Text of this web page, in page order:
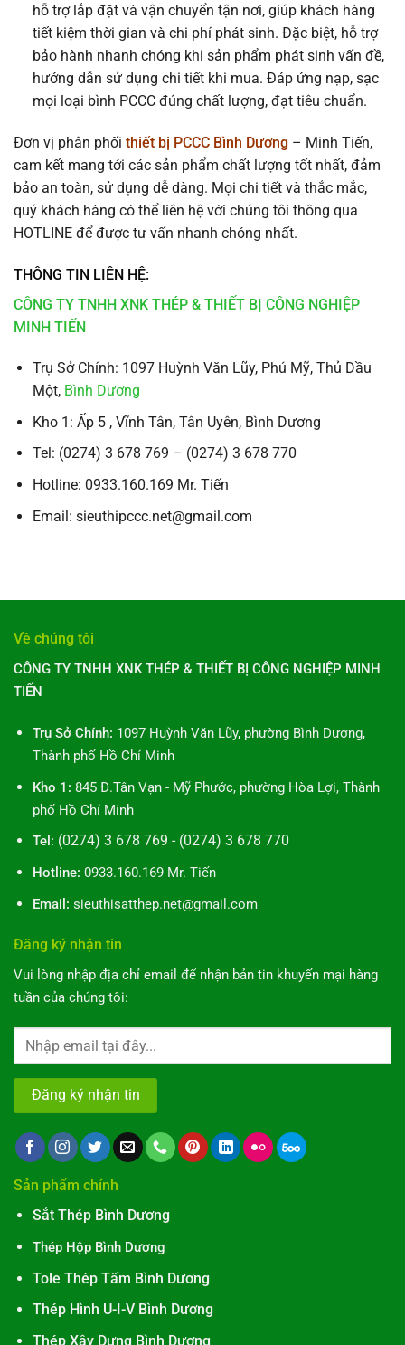
hỗ trợ lắp đặt và vận chuyển tận nơi, giúp khách hàng
tiết kiệm thời gian và chi phí phát sinh. Đặc biệt, hỗ trợ
bảo hành nhanh chóng khi sản phẩm phát sinh vấn đề,
hướng dẫn sử dụng chi tiết khi mua. Đáp ứng nạp, sạc
mọi loại bình PCCC đúng chất lượng, đạt tiêu chuẩn.
Đơn vị phân phối thiết bị PCCC Bình Dương – Minh Tiến,
cam kết mang tới các sản phẩm chất lượng tốt nhất, đảm
bảo an toàn, sử dụng dễ dàng. Mọi chi tiết và thắc mắc,
quý khách hàng có thể liên hệ với chúng tôi thông qua
HOTLINE để được tư vấn nhanh chóng nhất.
THÔNG TIN LIÊN HỆ:
CÔNG TY TNHH XNK THÉP & THIẾT BỊ CÔNG NGHIỆP
MINH TIẾN
Trụ Sở Chính: 1097 Huỳnh Văn Lũy, Phú Mỹ, Thủ Dầu
Một, Bình Dương
Kho 1: Ấp 5 , Vĩnh Tân, Tân Uyên, Bình Dương
Tel: (0274) 3 678 769 – (0274) 3 678 770
Hotline: 0933.160.169 Mr. Tiến
Email: sieuthipccc.net@gmail.com
Về chúng tôi
CÔNG TY TNHH XNK THÉP & THIẾT BỊ CÔNG NGHIỆP MINH
TIẾN
Trụ Sở Chính: 1097 Huỳnh Văn Lũy, phường Bình Dương,
Thành phố Hồ Chí Minh
Kho 1: 845 Đ.Tân Vạn - Mỹ Phước, phường Hòa Lợi, Thành
phố Hồ Chí Minh
Tel: (0274) 3 678 769 - (0274) 3 678 770
Hotline: 0933.160.169 Mr. Tiến
Email: sieuthisatthep.net@gmail.com
Đăng ký nhận tin
Vui lòng nhập địa chỉ email để nhận bản tin khuyến mại hàng
tuần của chúng tôi:
Sản phẩm chính
Sắt Thép Bình Dương
Thép Hộp Bình Dương
Tole Thép Tấm Bình Dương
Thép Hình U-I-V Bình Dương
Thép Xây Dựng Bình Dương